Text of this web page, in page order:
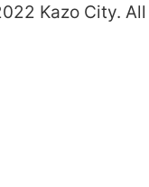
Kazo City.